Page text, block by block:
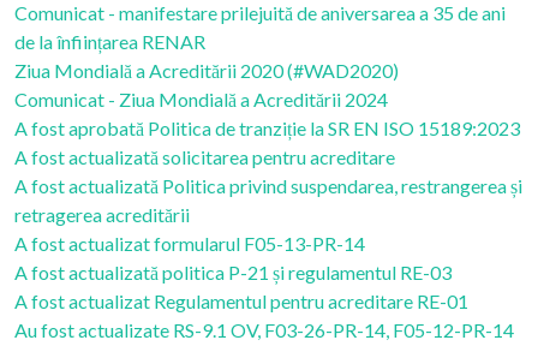
Comunicat - manifestare prilejuită de aniversarea a 35 de ani
de la înființarea RENAR
Ziua Mondială a Acreditării 2020 (#WAD2020)
Comunicat - Ziua Mondială a Acreditării 2024
A fost aprobată Politica de tranziție la SR EN ISO 15189:2023
A fost actualizată solicitarea pentru acreditare
A fost actualizată Politica privind suspendarea, restrangerea și
retragerea acreditării
A fost actualizat formularul F05-13-PR-14
A fost actualizată politica P-21 și regulamentul RE-03
A fost actualizat Regulamentul pentru acreditare RE-01
Au fost actualizate RS-9.1 OV, F03-26-PR-14, F05-12-PR-14